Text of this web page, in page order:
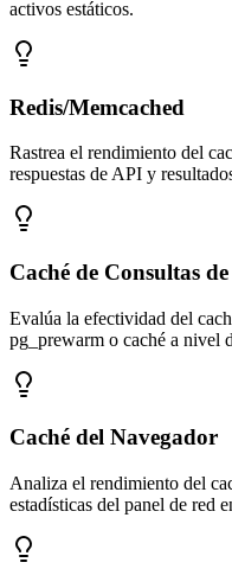
activos estáticos.
Redis/Memcached
Rastrea el rendimiento del
respuestas de API y
Caché de Consultas
Evalúa la efectividad del
pg_prewarm o caché a nivel
Caché del Navegador
Analiza el rendimiento del
estadísticas del panel de red